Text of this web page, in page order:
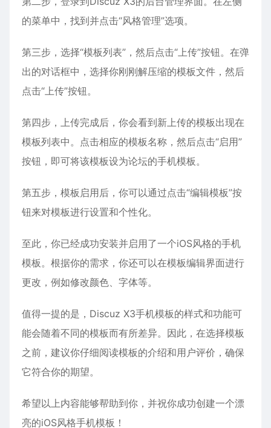
的菜单中，找到并点击“风格管理”选项。
第三步，选择“模板列表”，然后点击“上传”按钮。在弹
出的对话框中，选择你刚刚解压缩的模板文件，然后
点击“上传”按钮。
第四步，上传完成后，你会看到新上传的模板出现在
模板列表中。点击相应的模板名称，然后点击“启用”
按钮，即可将该模板设为论坛的手机模板。
第五步，模板启用后，你可以通过点击“编辑模板”按
钮来对模板进行设置和个性化。
至此，你已经成功安装并启用了一个iOS风格的手机
模板。根据你的需求，你还可以在模板编辑界面进行
更改，例如修改颜色、字体等。
值得一提的是，Discuz X3手机模板的样式和功能可
能会随着不同的模板而有所差异。因此，在选择模板
之前，建议你仔细阅读模板的介绍和用户评价，确保
它符合你的期望。
希望以上内容能够帮助到你，并祝你成功创建一个漂
亮的iOS风格手机模板！